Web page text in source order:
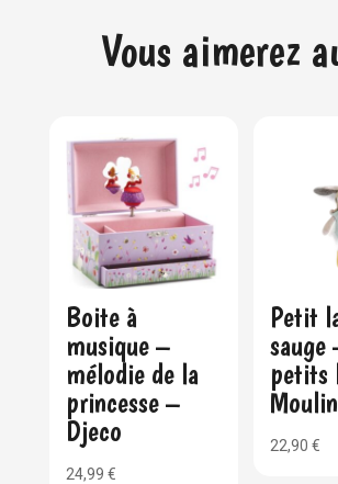
Vous aimerez
Boite à
musique –
mélodie de la
princesse –
Djeco
24,99 €
Petit
sauge
petits
22,90€